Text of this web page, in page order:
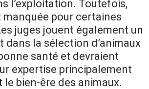
l’exploitation. Toutefois,
manquée pour certaines
juges jouent également un
dans la sélection d’animaux
santé et devraient
expertise principalement
le bien-êre des animaux.